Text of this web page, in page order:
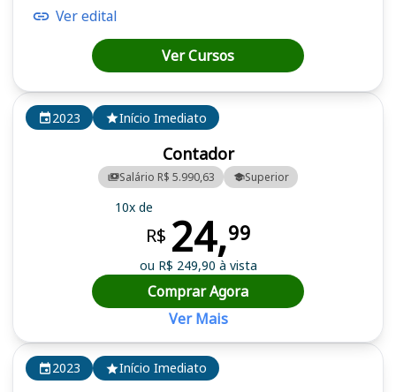
2023 Início Imediato
2023 Início Imediato
Contador
Salário R$ 5.990,63 Superior
10x de
R$ 24,99
ou R$ 249,90 à vista
Comprar Agora
Ver Mais
Ver edital
Ver Cursos